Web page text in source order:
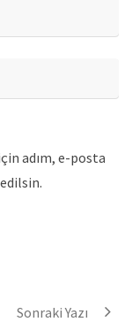
adım, e-posta
Sonraki Yazı